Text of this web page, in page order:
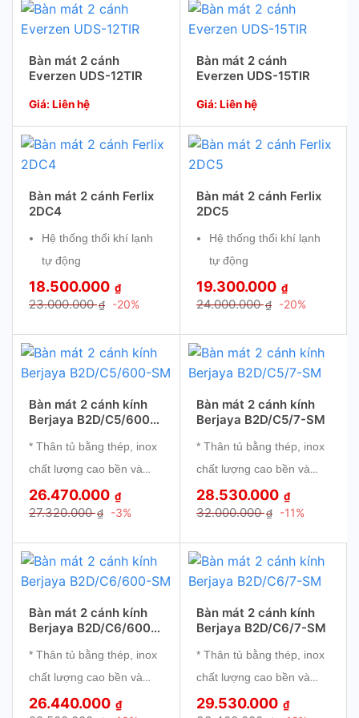
cao.
* Quạt thổi khí đảm bảo
nhiệt độ đồng nhất.
* Cửa rời có thể tháo ra
thuận tiện làm vệ sinh.
* Toàn bộ hệ thống được
điều khiển và kiểm soát
bằng vi điều khiển tự
động.
cao.
* Quạt thổi khí đảm bảo
nhiệt độ đồng nhất.
* Cửa rời có thể tháo ra
thuận tiện làm vệ sinh.
* Toàn bộ hệ thống được
điều khiển và kiểm soát
bằng vi điều khiển tự
động.
Bàn mát 2 cánh
Everzen UDS-12TIR
Giá: Liên hệ
Bàn mát 2 cánh
Everzen UDS-15TIR
Giá: Liên hệ
Bàn mát 2 cánh Ferlix
2DC4
Hệ thống thổi khí lạnh
tự động
Hệ thống cửa từ bằng
thép không gỉ với độ
bền cao, ít bị nứt vỡ
hoặc trầy xước
Thiết kế hiện đại, sang
trọng với vỏ bằng inox.
với môi trường
độ và công tắc nguồn
thiết kế ngay bên ngoài
18.500.000 ₫
23.000.000₫ -20%
Bàn mát 2 cánh Ferlix
2DC5
Hệ thống thổi khí lạnh
tự động
Hệ thống cửa từ bằng
thép không gỉ với độ
bền cao, ít bị nứt vỡ
hoặc trầy xước
Thiết kế hiện đại, sang
trọng với vỏ bằng inox.
thiện với môi trường
độ và công tắc nguồn
thiết kế ngay bên ngoài
19.300.000 ₫
24.000.000₫ -20%
Bàn mát 2 cánh kính
Berjaya B2D/C5/600-
* Thân tủ bằng thép, inox
chất lượng cao bền và
đẹp.
* Giàn lạnh bằng đồng
cao.
* Quạt thổi khí đảm bảo
nhiệt độ đồng nhất.
* Cửa rời có thể tháo ra
thuận tiện làm vệ sinh.
* Toàn bộ hệ thống được
điều khiển và kiểm soát
26.470.000 ₫
27.320.000₫ -3%
Bàn mát 2 cánh kính
Berjaya B2D/C5/7-SM
* Thân tủ bằng thép, inox
chất lượng cao bền và
đẹp.
* Giàn lạnh bằng đồng
cao.
* Quạt thổi khí đảm bảo
nhiệt độ đồng nhất.
* Cửa rời có thể tháo ra
thuận tiện làm vệ sinh.
* Toàn bộ hệ thống được
điều khiển và kiểm soát
28.530.000 ₫
32.000.000₫ -11%
Bàn mát 2 cánh kính
Berjaya B2D/C6/600-
* Thân tủ bằng thép, inox
chất lượng cao bền và
đẹp.
26.440.000 ₫
Bàn mát 2 cánh kính
Berjaya B2D/C6/7-SM
* Thân tủ bằng thép, inox
chất lượng cao bền và
đẹp.
29.530.000 ₫